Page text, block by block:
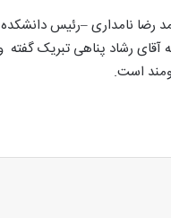
رضا نامداری –رئیس
رشاد پناهی تبریک گفته
است.